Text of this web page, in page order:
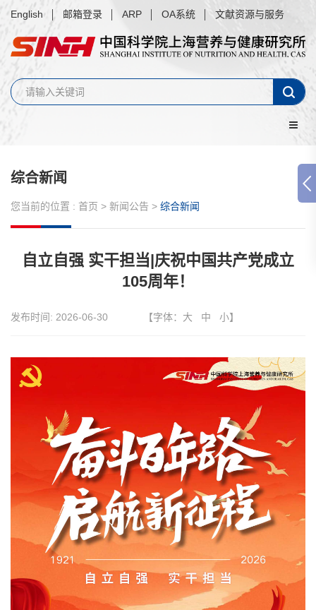
English 邮箱登录 ARP OA系统 文献资源与服务
综合新闻
您当前的位置 : 首页 > 新闻公告 > 综合新闻
自立自强 实干担当|庆祝中国共产党成立
105周年！
发布时间: 2026-06-30 【字体： 大 中 小】